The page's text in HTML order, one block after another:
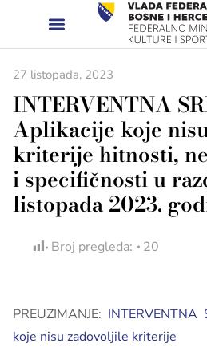
27 listopada, 2023
INTERVENTNA
Aplikacije koje
kriterije hitnosti,
i specifičnosti u
listopada 2023.
Broj pregleda: 20
PREUZIMANJE: INTERVENTNA
koje nisu zadovoljile kriterije